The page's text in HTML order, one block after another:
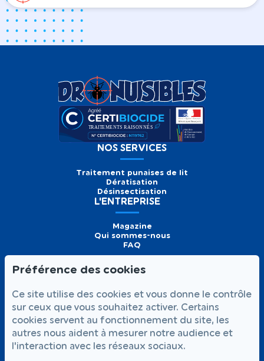
NOS SERVICES
Traitement punaises de lit
Dératisation
Désinsectisation
L'ENTREPRISE
Magazine
Qui sommes-nous
FAQ
01 56 93 60 26
Formulaire de
contact
Prendre
rendez-vous
NOUS SUIVRE
Préférence des cookies
Ce site utilise des cookies et vous donne le contrôle
sur ceux que vous souhaitez activer. Certains
cookies servent au fonctionnement du site, les
autres nous aident à mesurer notre audience et
l'interaction avec les réseaux sociaux.